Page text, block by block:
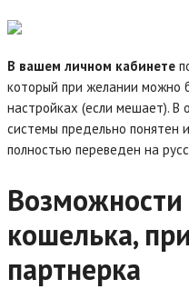
В вашем личном кабинете
который при желании можно
настройках (если мешает). В
системы предельно понятен
полностью переведен на
кошелька,
партнерка